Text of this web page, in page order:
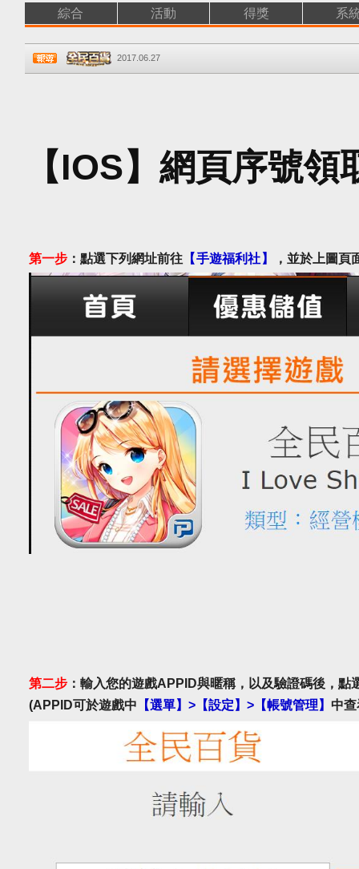
綜合 活動 得獎 系
2017.06.27
【IOS】網頁序號領
第一步：點選下列網址前往【手遊福利社 】 ，並於上圖頁
第二步：輸入您的遊戲APPID與暱稱，以及驗證碼後，點
(APPID可於遊戲中 【選單】>【設定】>【帳號管理】 中